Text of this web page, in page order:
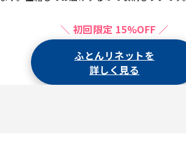
＼ 初回限定 15%OFF ／
ふとんリネットを
詳しく見る